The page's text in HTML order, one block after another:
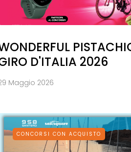
D'ITALIA 2026
Maggio 2026
CONCORSI CON ACQUISTO